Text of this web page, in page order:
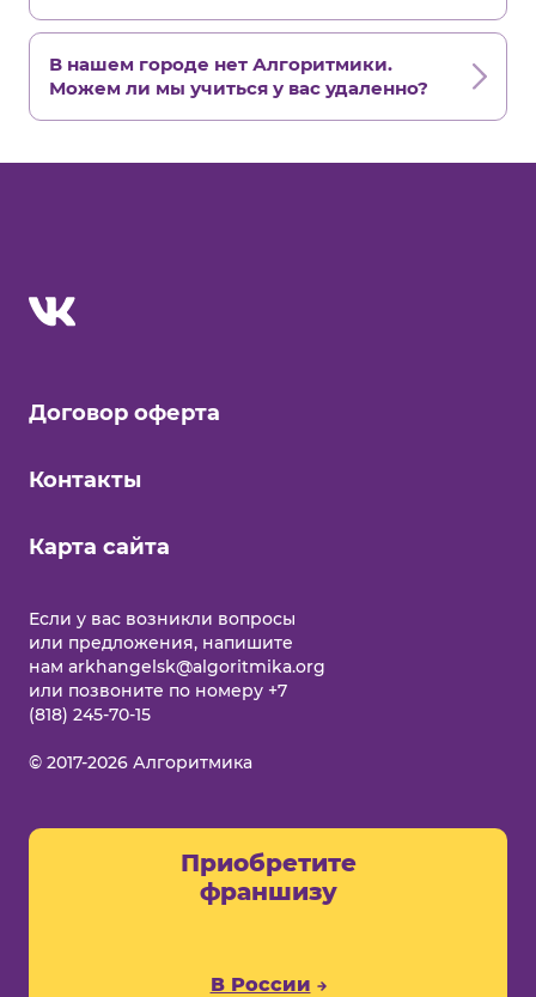
В нашем городе нет Алгоритмики.
Можем ли мы учиться у вас удаленно?
Договор оферта
Контакты
Карта сайта
Еcли у вас возникли вопросы
или предложения, напишите
нам arkhangelsk@algoritmika.org
или позвоните по номеру +7
(818) 245-70-15
© 2017-2026 Алгоритмика
Приобретите
франшизу
В России